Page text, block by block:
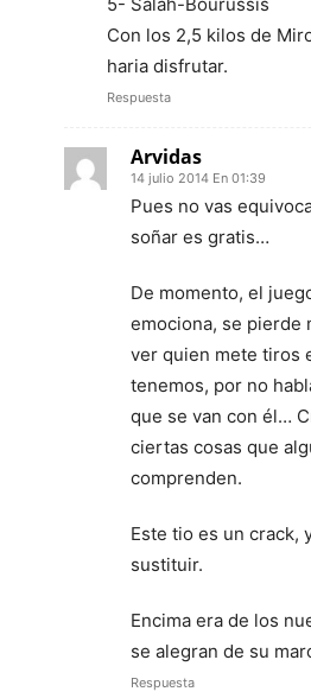
Con los 2,5 kilos de
haria disfrutar.
Respuesta
Arvidas
14 julio 2014 En 01:39
Pues no vas
soñar es gratis…
De momento, el
emociona, se pierde
ver quien mete tiros
tenemos, por no
que se van con él…
ciertas cosas que
comprenden.
Este tio es un crack,
sustituir.
Encima era de los
se alegran de su
Respuesta